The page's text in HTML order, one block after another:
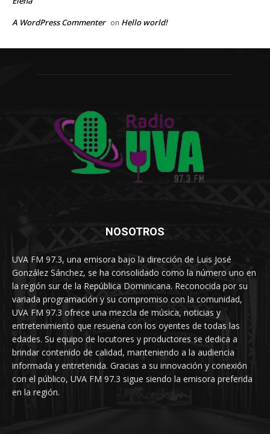
A WordPress Commenter on Hello world!
NOSOTROS
UVA FM 97.3, una emisora bajo la dirección de Luis José
González Sánchez, se ha consolidado como la número uno en
la región sur de la República Dominicana. Reconocida por su
variada programación y su compromiso con la comunidad,
UVA FM 97.3 ofrece una mezcla de música, noticias y
entretenimiento que resuena con los oyentes de todas las
edades. Su equipo de locutores y productores se dedica a
brindar contenido de calidad, manteniendo a la audiencia
informada y entretenida. Gracias a su innovación y conexión
con el público, UVA FM 97.3 sigue siendo la emisora preferida
en la región.